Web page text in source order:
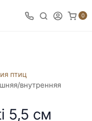
0
птиц
внутренняя
5,5 см